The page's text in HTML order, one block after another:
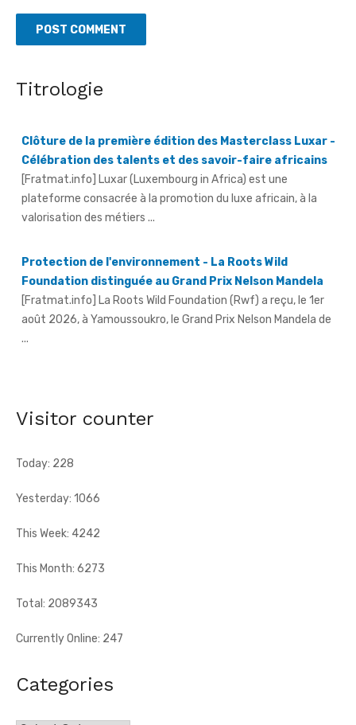
Titrologie
Clôture de la première édition des Masterclass Luxar -
[Fratmat.info] Luxar (Luxembourg in Africa) est une
plateforme consacrée à la promotion du luxe africain, à la
valorisation des métiers ...
Protection de l'environnement - La Roots Wild
août 2026, à Yamoussoukro, le Grand Prix Nelson Mandela de
...
justifient, selon la Fif, son choix ...
Visitor counter
Today: 228
Yesterday: 1066
This Week: 4242
This Month: 6273
Total: 2089343
Currently Online: 247
Categories